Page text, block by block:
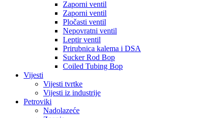
Zaporni ventil
Zaporni ventil
Pločasti ventil
Nepovratni ventil
Leptir ventil
Prirubnica kalema i DSA
Sucker Rod Bop
Coiled Tubing Bop
Vijesti
Vijesti tvrtke
Vijesti iz industrije
Petroviki
Nadolazeće